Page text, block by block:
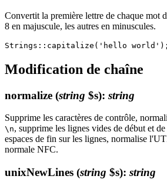
Convertit la première lettre de chaque mot
8 en majuscule, les autres en minuscules.
Modification de chaîne
normalize (string $s): string
Supprime les caractères de contrôle,
\n, supprime les lignes vides de début et
espaces de fin sur les lignes, normalise
normale NFC.
unixNewLines (string $s): string